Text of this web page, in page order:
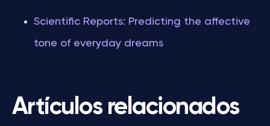
Scientific Reports: Predicting the affective
tone of everyday dreams
Artículos relacionados